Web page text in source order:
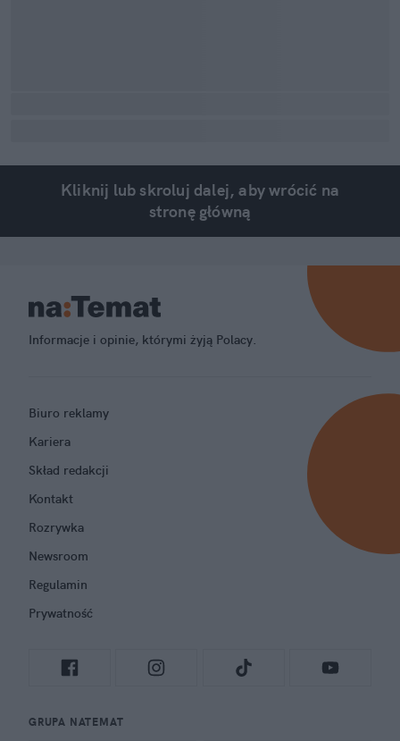
Kliknij lub skroluj dalej, aby wrócić na
stronę główną
Informacje i opinie, którymi żyją Polacy.
Biuro reklamy
Kariera
Skład redakcji
Kontakt
Rozrywka
Newsroom
Regulamin
Prywatność
GRUPA NATEMAT